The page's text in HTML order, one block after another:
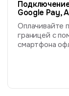
Google Pay,
Оплачивайте
границей с
смартфона